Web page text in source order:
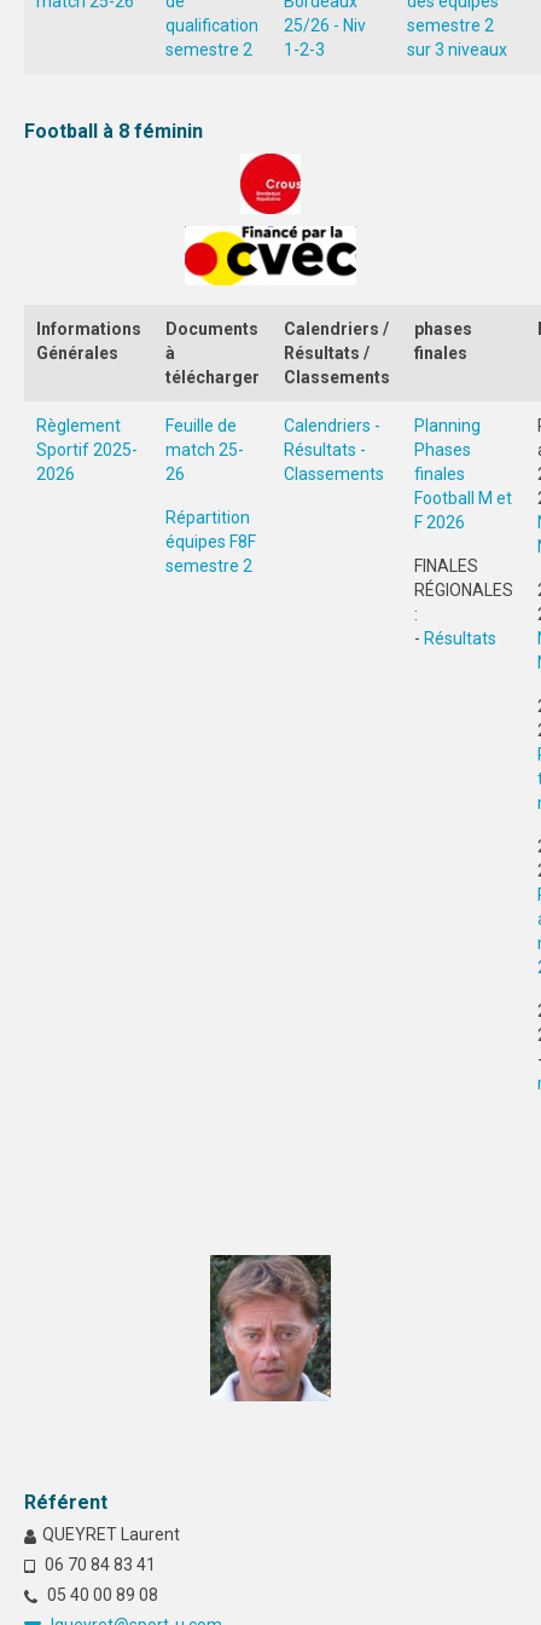
AFFICHESqualification
semestre 2
25/26 - Niv
1-2-3
semestre 2
sur 3 niveaux
Football à 8 féminin
Informations
Générales
Documents
à
télécharger
Calendriers /
Résultats /
Classements
phases
finales
Règlement
Sportif 2025-
2026
Feuille de
match 25-
26
Répartition
équipes F8F
semestre 2
Calendriers -
Résultats -
Classements
Planning
Phases
finales
Football M et
F 2026
FINALES
RÉGIONALES
:
- Résultats
Référent
QUEYRET Laurent
06 70 84 83 41
05 40 00 89 08